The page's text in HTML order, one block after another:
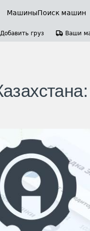
МашиныПоиск машин
Добавить груз Ваши